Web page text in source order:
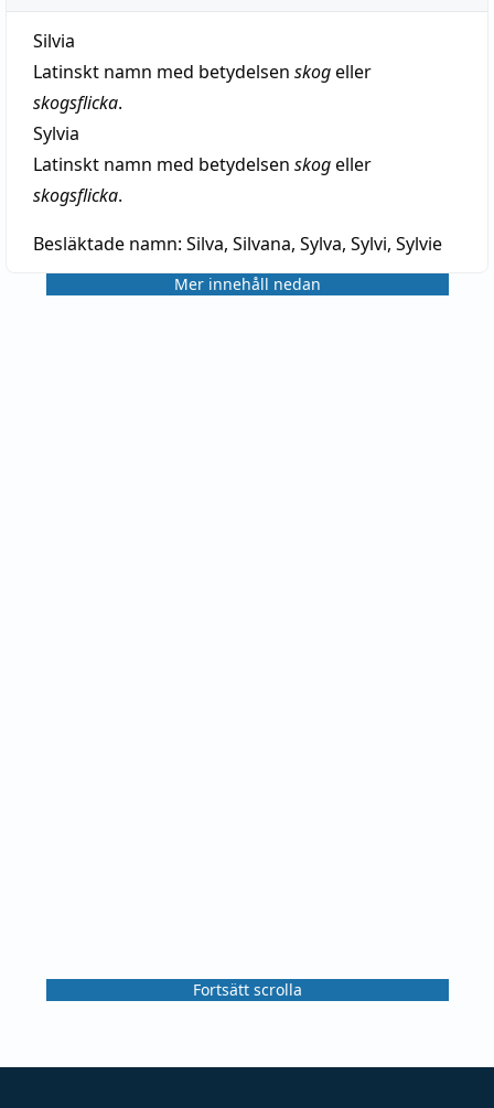
Silvia
Latinskt namn med betydelsen skogeller
skogsflicka.
Sylvia
Latinskt namn med betydelsen skogeller
skogsflicka.
Besläktade namn: Silva, Silvana, Sylva, Sylvi, Sylvie
Mer innehåll nedan
Fortsätt scrolla